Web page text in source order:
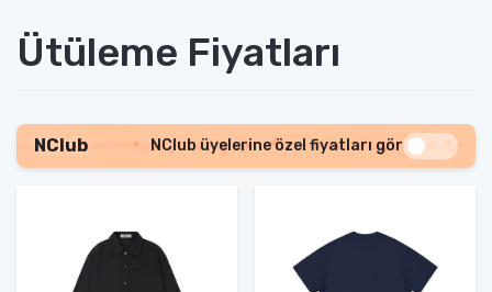
Ütüleme Fiyatları
NClub NClub üyelerine özel fiyatları gör